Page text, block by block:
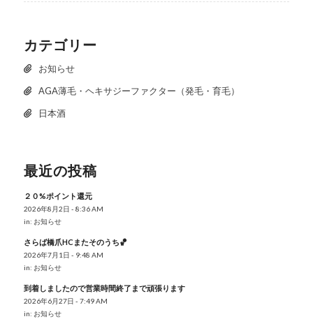
カテゴリー
お知らせ
AGA薄毛・ヘキサジーファクター（発毛・育毛）
日本酒
最近の投稿
２０%ポイント還元
2026年8月2日 - 8:36 AM
in: お知らせ
さらば橋爪HCまたそのうち🏀
2026年7月1日 - 9:48 AM
in: お知らせ
到着しましたので営業時間終了まで頑張ります
2026年6月27日 - 7:49 AM
in: お知らせ